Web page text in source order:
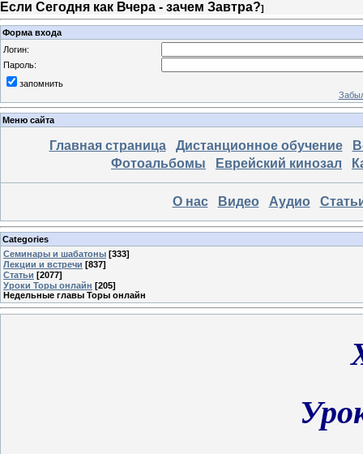
Если Сегодня как Вчера - зачем Завтра?]
Форма входа
Логин:
Пароль:
запомнить
Меню сайта
Главная страница Дистанционное обучение
Фотоальбомы
Еврейский кинозал
О нас Видео Аудио
Categories
Семинары и шабатоны [333]
Лекции и встречи [837]
Статьи [2077]
Уроки Торы онлайн [205]
Недельные главы Торы онлайн